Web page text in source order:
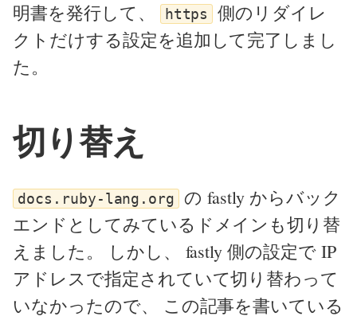
明書を発行して、
https
側のリダイレ
クトだけする設定を追加して完了しまし
た。
切り替え
docs.ruby-lang.org
の fastly からバック
エンドとしてみているドメインも切り替
えました。 しかし、 fastly 側の設定で IP
アドレスで指定されていて切り替わって
いなかったので、 この記事を書いている